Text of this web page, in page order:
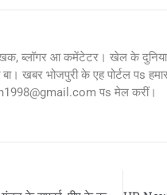
ब्लॉगर आ कमेंटेटर। खेल के दुनिया
बा। खबर भोजपुरी के एह पोर्टल
पs मेल करीं।